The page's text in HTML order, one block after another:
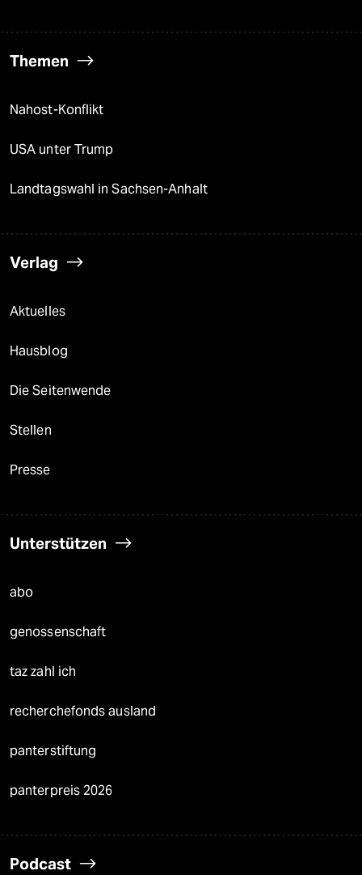
Themen
Nahost-Konflikt
USA unter Trump
Landtagswahl in Sachsen-Anhalt
Verlag
Aktuelles
Hausblog
Die Seitenwende
Stellen
Presse
Unterstützen
abo
genossenschaft
taz zahl ich
recherchefonds ausland
panterstiftung
panterpreis 2026
Podcast